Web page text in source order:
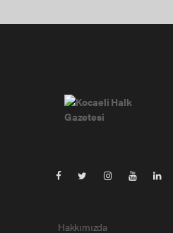
Hakkımızda